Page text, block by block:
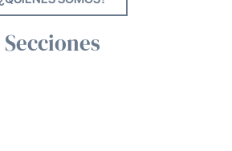
Secciones